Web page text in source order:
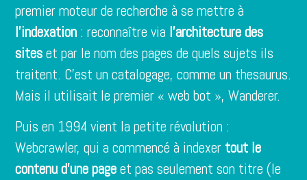
premier moteur de recherche à se mettre à
l’indexation : reconnaître via l’architecture des
siteset par le nom des pages de quels sujets ils
traitent. C’est un catalogage, comme un thesaurus.
Mais il utilisait le premier « web bot », Wanderer.
Puis en 1994 vient la petite révolution :
Webcrawler, qui a commencé à indexer tout le
contenu d’une pageet pas seulement son titre (le